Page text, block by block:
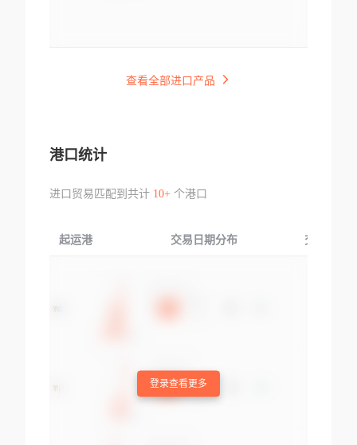
查看全部进口产品
港口统计
进口贸易匹配到共计 10+个港口
起运港 交易日期分布 交易产品
登录查看更多